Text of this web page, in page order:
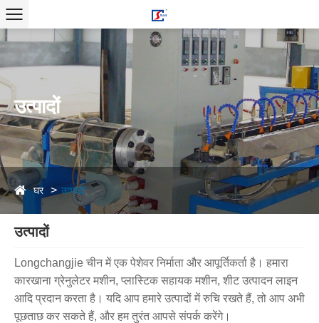
उत्पादों
घर उत्पादों
उत्पादों
Longchangjie चीन में एक पेशेवर निर्माता और आपूर्तिकर्ता है। हमारा
कारखाना ग्रेनुलेटर मशीन, प्लास्टिक सहायक मशीन, शीट उत्पादन लाइन
आदि प्रदान करता है। यदि आप हमारे उत्पादों में रुचि रखते हैं, तो आप अभी
पूछताछ कर सकते हैं, और हम तुरंत आपसे संपर्क करेंगे।